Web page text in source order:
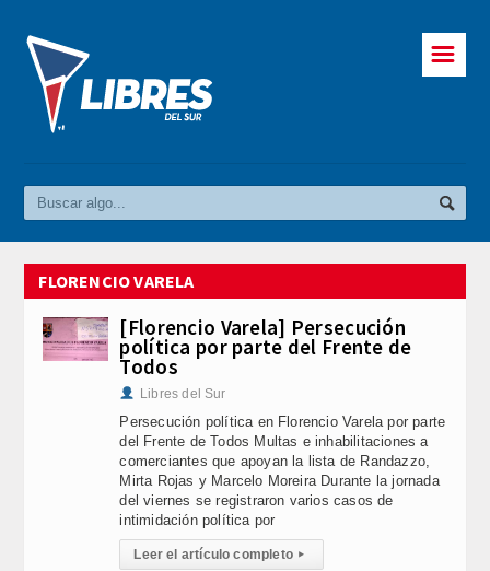
☰
FLORENCIO VARELA
[Florencio Varela] Persecución
política por parte del Frente de
Todos
Libres del Sur
Persecución política en Florencio Varela por parte
del Frente de Todos Multas e inhabilitaciones a
comerciantes que apoyan la lista de Randazzo,
Mirta Rojas y Marcelo Moreira Durante la jornada
del viernes se registraron varios casos de
intimidación política por
Leer el artículo completo ▸